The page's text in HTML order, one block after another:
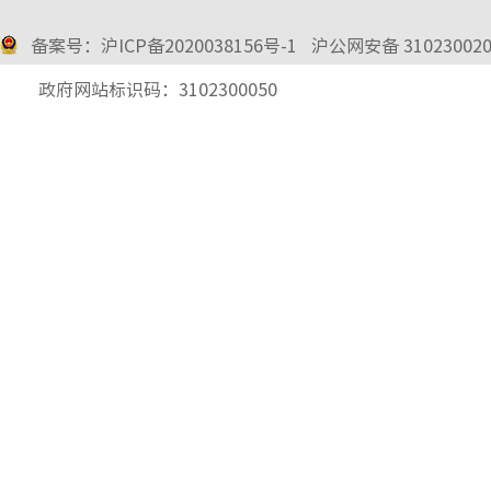
备案号：沪ICP备2020038156号-1 沪公网安备 3102300
政府网站标识码：3102300050